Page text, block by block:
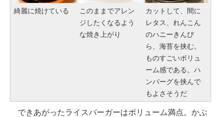
綺麗に焼けている
このままでアレン
ジしたくなるよう
な焼き上がり
カットして、間に
レタス、れんこん
のハニーきんぴ
ら、海苔を挟む。
ものすごいボリュ
ーム感である。ハ
ンバーグを挟んで
もよさそうだ
できあがったライスバーガーはボリューム満点。かぶ